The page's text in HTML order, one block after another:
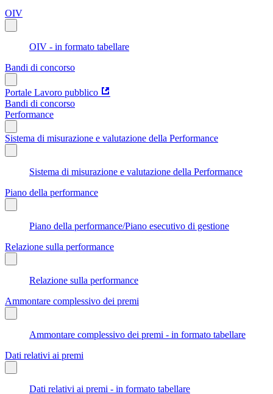
OIV
OIV - in formato tabellare
Bandi di concorso
Portale Lavoro pubblico
Bandi di concorso
Performance
Sistema di misurazione e valutazione della Performance
Sistema di misurazione e valutazione della Performance
Piano della performance
Piano della performance/Piano esecutivo di gestione
Relazione sulla performance
Relazione sulla performance
Ammontare complessivo dei premi
Ammontare complessivo dei premi - in formato tabellare
Dati relativi ai premi
Dati relativi ai premi - in formato tabellare